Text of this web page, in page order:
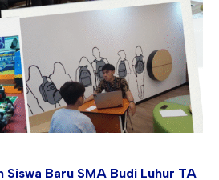
Siswa Baru SMA Budi Luhur TA